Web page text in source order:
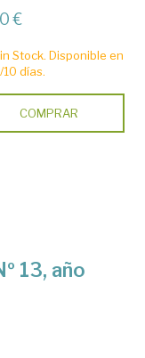
€
Stock. Disponible en
10 días.
COMPRAR
13, año